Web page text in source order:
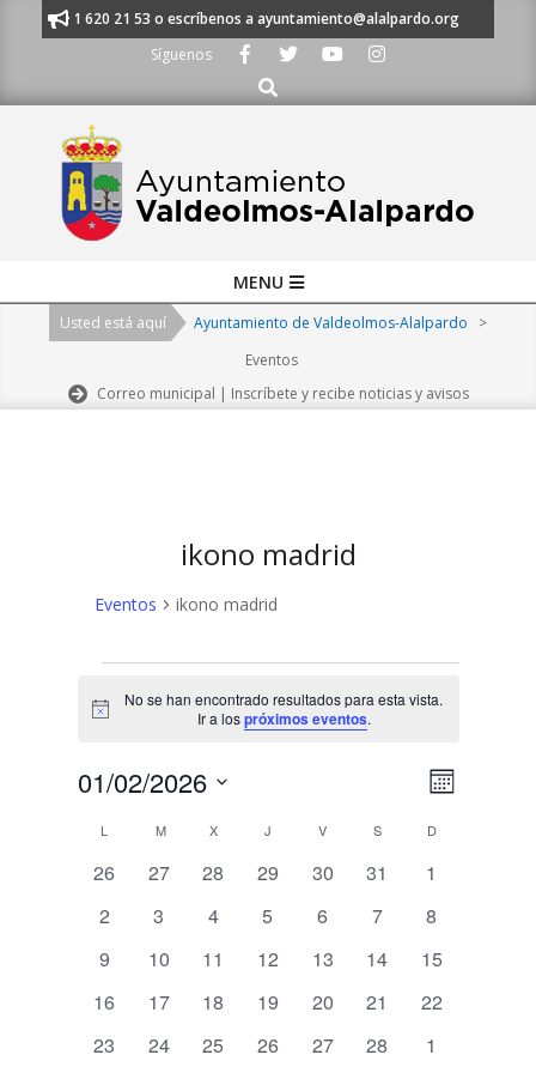
al 91 620 21 53 o escríbenos a ayuntamiento@alalpardo.org
Síguenos
Buscar
Navigation
MENU
Usted está aquí Ayuntamiento de Valdeolmos-Alalpardo
>
Eventos
Correo municipal | Inscríbete y recibe noticias y avisos
ikono madrid
Eventos ikono madrid
Aviso
No se han encontrado resultados para esta vista.
Ir a lospróximos eventos.
N
a
v
e
g
a
N
c
i
Mes
01/02/2026
la
fecha.
n
d
L LUNESM MARTES
X MIÉRCOLES
J JUEVES
V VIERNES
S SÁBADO
D
0
26
0
27
0
28
0
29
0
30
0
31
0
1
0
2
0
3
0
4
0
5
0
6
0
7
0
8
0
9
0
10
0
11
0
12
0
13
0
14
0
15
0
16
0
17
0
18
0
19
0
20
0
21
0
22
0
23
0
24
0
25
0
26
0
27
0
28
0
1